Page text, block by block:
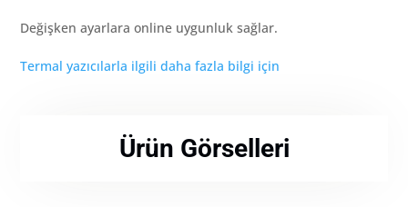
Değişken ayarlara online uygunluk sağlar.
Termal yazıcılarla ilgili daha fazla bilgi için
Ürün Görselleri